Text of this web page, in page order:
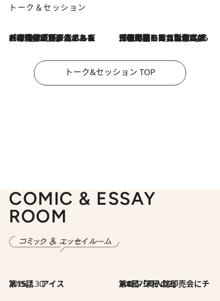
トーク＆セッション
2026.8.3
「今後値上げがあるとすれば…」「リスクがあるのは今年の冬」エネルギー専門家が語る、ホルムズ海峡封鎖が家庭にもたらす“ある心配” 2026.8.3
「住宅建てられない…」「サーチャージ料の高値が続いている」ホルムズ海峡封鎖による影響はいつまで続く？《エネルギー専門家に聞く“どうなる日本の暮らし”》
トーク&セッション TOP
COMIC & ESSAY
ROOM
2026.7.30
第15話 アイス 2026.7.30
第8回「同人誌即売会にチャレンジ その2」